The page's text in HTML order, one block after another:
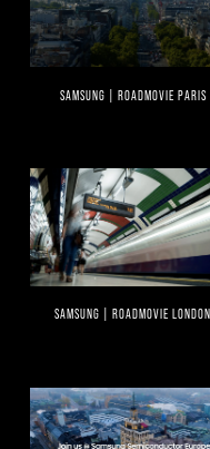
SAMSUNG | ROADMOVIE PARIS
SAMSUNG | ROADMOVIE LONDON